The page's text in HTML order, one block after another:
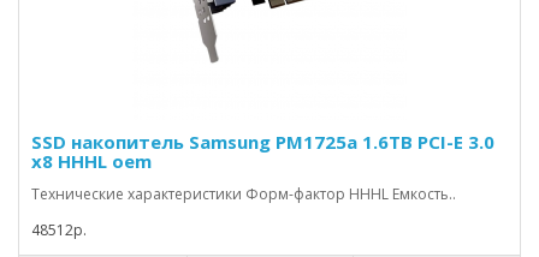
SSD накопитель Samsung PM1725a 1.6TB PCI-E 3.0
x8 HHHL oem
Технические характеристики Форм-фактор HHHL Емкость..
48512р.